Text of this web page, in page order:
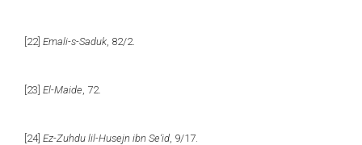
[22] Emali-s-Saduk , 82/2.
[23] El-Maide , 72.
[24] Ez-Zuhdu lil-Husejn ibn Se‘id , 9/17.